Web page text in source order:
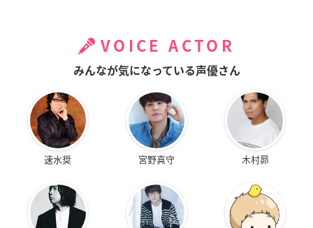
VOICE ACTOR
みんなが気になっている声優さん
速水奨 宮野真守 木村昴